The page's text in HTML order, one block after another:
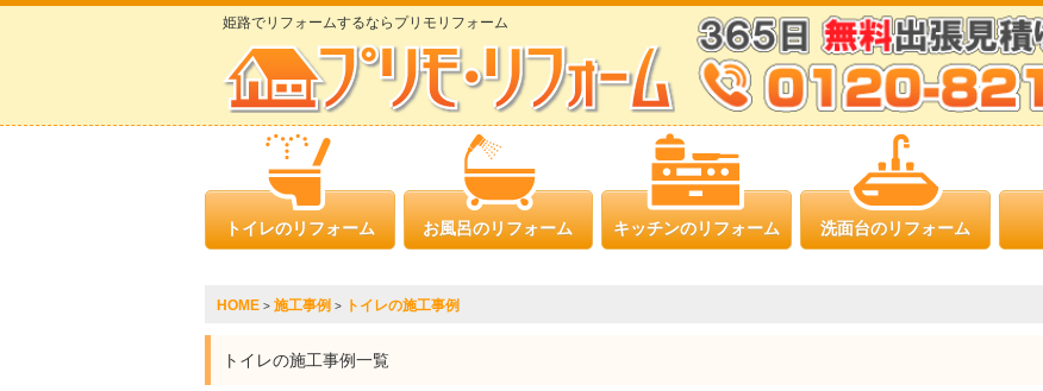
姫路でリフォームするならプリモリフォーム
トイレのリフォーム お風呂のリフォーム キッチンのリフォーム 洗面台のリフォーム
HOME > 施工事例 > トイレの施工事例
トイレの施工事例一覧